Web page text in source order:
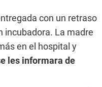
con un retraso
incubadora. La madre
en el hospital y
les informara de